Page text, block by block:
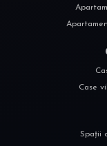
Case
Spații